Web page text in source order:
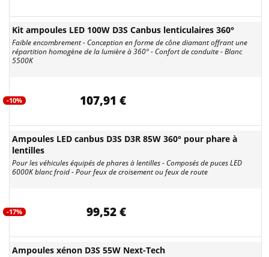
Kit ampoules LED 100W D3S Canbus lenticulaires 360°
Faible encombrement - Conception en forme de cône diamant offrant une
répartition homogène de la lumière à 360° - Confort de conduite - Blanc
5500K
-10% 107,91 €
Ampoules LED canbus D3S D3R 85W 360° pour phare à
lentilles
Pour les véhicules équipés de phares à lentilles - Composés de puces LED
6000K blanc froid - Pour feux de croisement ou feux de route
-17% 99,52 €
Ampoules xénon D3S 55W Next-Tech